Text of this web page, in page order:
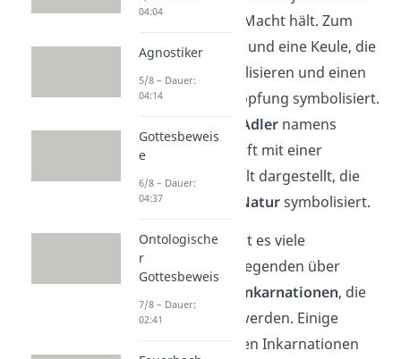
ein Symbol seiner Macht hält. Zum
Beispiel ein Diskus und eine Keule, die
Zerstörung symbolisieren und einen
Lotus, der die Schöpfung symbolisiert.
Adlernamens
Garuda und wird oft mit einer
Schlange
umwickelt dargestellt, die
seineunendliche Natursymbolisiert.
Im Hinduismus gibt es viele
Geschichten und Legenden über
Inkarnationen, die
Avatare
genannt werden. Einige
seiner bekanntesten Inkarnationen
04:04
Agnostiker
5/8 – Dauer:
04:14
Gottesbeweis
e
6/8 – Dauer:
04:37
Ontologische
r
Gottesbeweis
7/8 – Dauer:
02:41